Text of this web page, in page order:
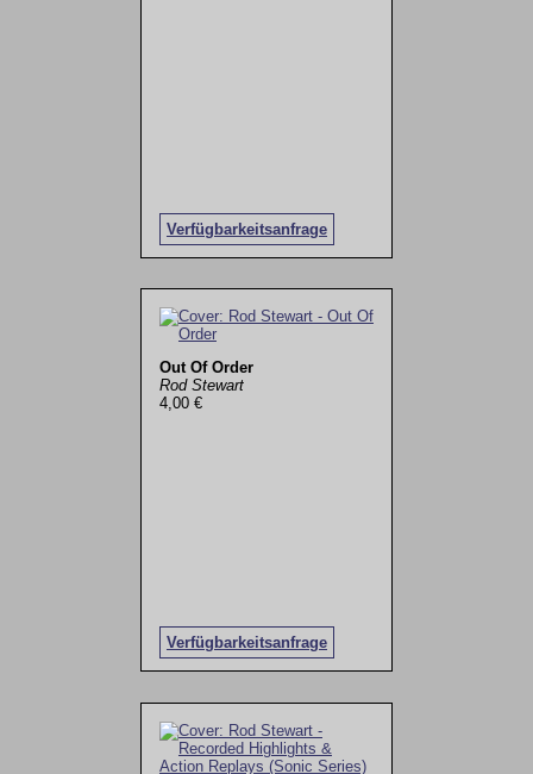
Verfügbarkeitsanfrage
Out Of Order
Rod Stewart
4,00 €
Verfügbarkeitsanfrage